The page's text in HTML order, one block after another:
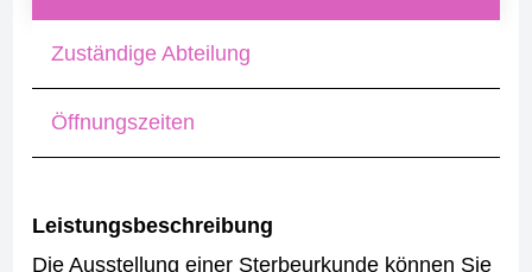
Zuständige Abteilung
Öffnungszeiten
Leistungsbeschreibung
Die Ausstellung einer Sterbeurkunde können Sie